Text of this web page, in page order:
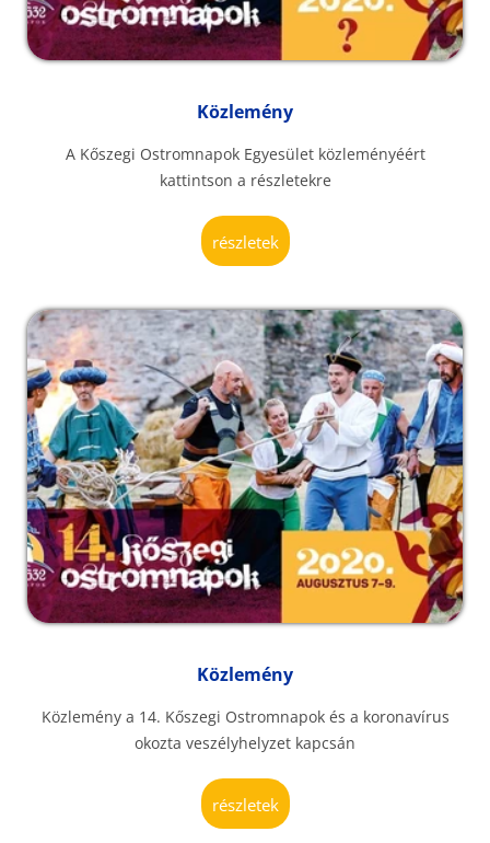
Közlemény
A Kőszegi Ostromnapok Egyesület közleményéért
kattintson a részletekre
részletek
Közlemény
Közlemény a 14. Kőszegi Ostromnapok és a koronavírus
okozta veszélyhelyzet kapcsán
részletek